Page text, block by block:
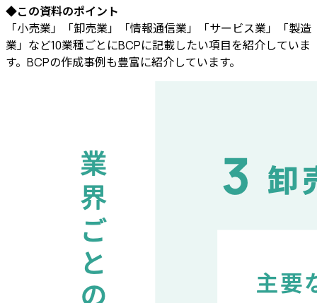
◆この資料のポイント
「小売業」「卸売業」「情報通信業」「サービス業」「製造
業」など10業種ごとにBCPに記載したい項目を紹介していま
す。BCPの作成事例も豊富に紹介しています。